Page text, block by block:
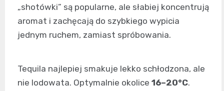
„shotówki” są popularne, ale słabiej koncentrują
aromat i zachęcają do szybkiego wypicia
jednym ruchem, zamiast spróbowania.
Tequila najlepiej smakuje lekko schłodzona, ale
nie lodowata. Optymalnie okolice 16–20°C.